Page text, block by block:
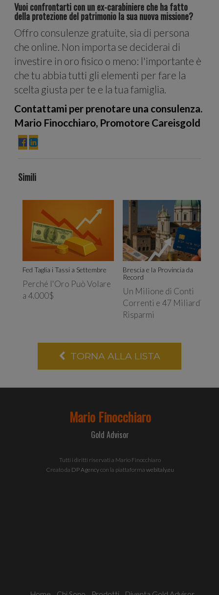
Vuoi confrontarti con un ex-carabiniere che ha fatto
della protezione del patrimonio la sua nuova missione?
Offro consulenze gratuite, sia di persona
che online. Non importa se deciderai di
investire in oro fisico o meno: l'importante è
che tu abbia tutti gli elementi per fare la
scelta giusta per te e la tua famiglia.
Contattami per prenotare una consulenza.
Mario Finocchiaro, Promotore Careisgold
Simili
Fed Taglia i Tassi a Settembre
Perché l'Oro Può Volare
a 4.000$
Brescia e la Provincia da
Record
Un Milione di Conti
Correnti e 47 Miliardi di
Risparmi
TORNA ALLA LISTA